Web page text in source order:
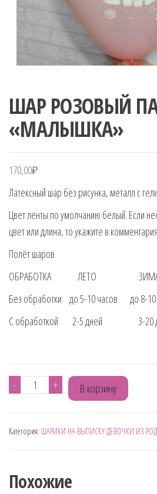
ШАР РОЗОВЫЙ
«МАЛЫШКА»
170,00₽
Латексный шар без рисунка, металл с
Цвет ленты по умолчанию белый. Если
цвет или длина, то укажите в
Полёт шаров
ОБРАБОТКА ЛЕТО
Без обработки до 5-10 часов до 8-10
С обработкой 2-5 дней 3-20
-
Количество
РОЗОВЫЙ
+ В корзину
Категория: ШАРИКИ НА ВЫПИСКУ ДЕВОЧКИ ИЗ
Похожие